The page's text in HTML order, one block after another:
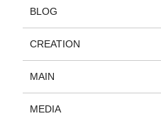
BLOG
CREATION
MAIN
MEDIA